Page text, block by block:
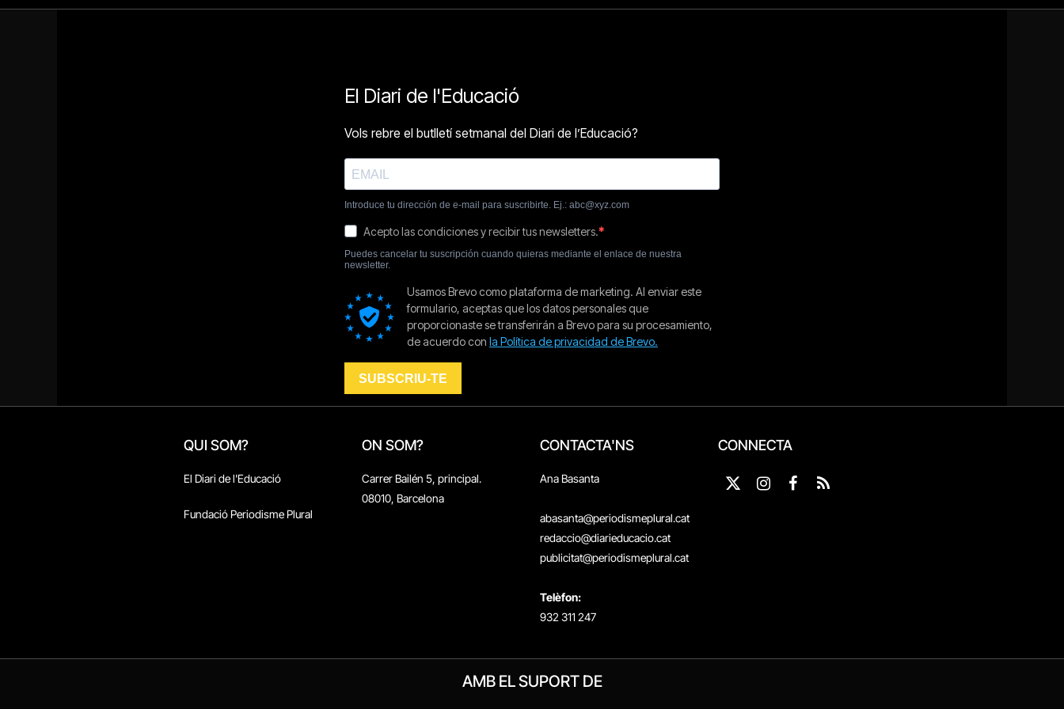
QUI SOM?
El Diari de l'Educació
Fundació Periodisme Plural
ON SOM?
Carrer Bailén 5, principal.
08010, Barcelona
CONTACTA'NS
Ana Basanta
abasanta@periodismeplural.cat
redaccio@diarieducacio.cat
publicitat@periodismeplural.cat
Telèfon:
932 311 247
CONNECTA
X
InstagramFacebook
RSS
AMB EL SUPORT DE